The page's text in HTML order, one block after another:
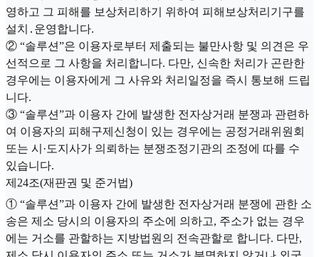
영하고 그 피해를 보상처리하기 위하여 피해보상처리기구를
설치․운영합니다.
② “솔루션”은 이용자로부터 제출되는 불만사항 및 의견은 우
선적으로 그 사항을 처리합니다. 다만, 신속한 처리가 곤란한
경우에는 이용자에게 그 사유와 처리일정을 즉시 통보해 드립
니다.
③ “솔루션”과 이용자 간에 발생한 전자상거래 분쟁과 관련하
여 이용자의 피해구제신청이 있는 경우에는 공정거래위원회
또는 시·도지사가 의뢰하는 분쟁조정기관의 조정에 따를 수
있습니다.
제24조(재판권 및 준거법)
① “솔루션”과 이용자 간에 발생한 전자상거래 분쟁에 관한 소
송은 제소 당시의 이용자의 주소에 의하고, 주소가 없는 경우
에는 거소를 관할하는 지방법원의 전속관할로 합니다. 다만,